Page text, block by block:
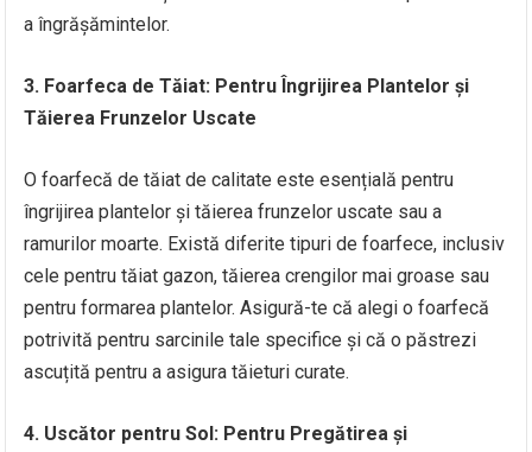
a îngrășămintelor.
3. Foarfeca de Tăiat: Pentru Îngrijirea Plantelor și
Tăierea Frunzelor Uscate
O foarfecă de tăiat de calitate este esențială pentru
îngrijirea plantelor și tăierea frunzelor uscate sau a
ramurilor moarte. Există diferite tipuri de foarfece, inclusiv
cele pentru tăiat gazon, tăierea crengilor mai groase sau
pentru formarea plantelor. Asigură-te că alegi o foarfecă
potrivită pentru sarcinile tale specifice și că o păstrezi
ascuțită pentru a asigura tăieturi curate.
4. Uscător pentru Sol: Pentru Pregătirea și